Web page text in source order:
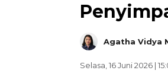
Agatha Vidya
Selasa, 16 Juni 2026 |